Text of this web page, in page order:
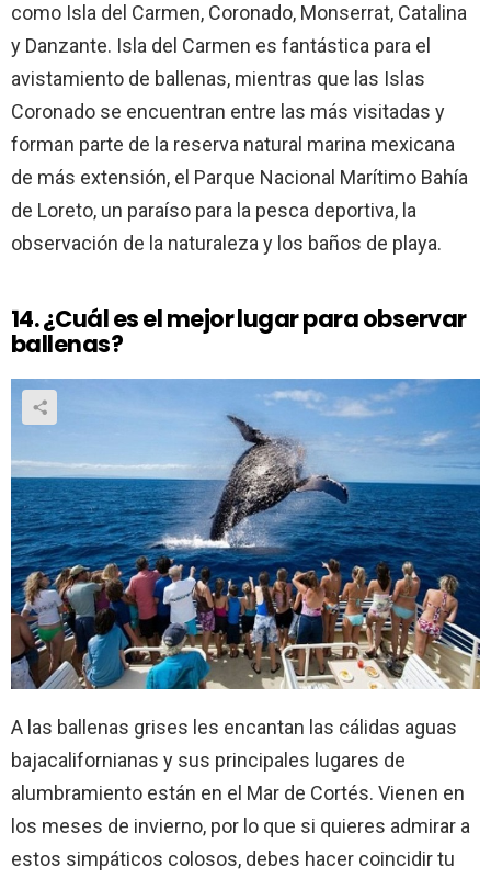
como Isla del Carmen, Coronado, Monserrat, Catalina
y Danzante. Isla del Carmen es fantástica para el
avistamiento de ballenas, mientras que las Islas
Coronado se encuentran entre las más visitadas y
forman parte de la reserva natural marina mexicana
de más extensión, el Parque Nacional Marítimo Bahía
de Loreto, un paraíso para la pesca deportiva, la
observación de la naturaleza y los baños de playa.
14. ¿Cuál es el mejor lugar para observar
ballenas?
A las ballenas grises les encantan las cálidas aguas
bajacalifornianas y sus principales lugares de
alumbramiento están en el Mar de Cortés. Vienen en
los meses de invierno, por lo que si quieres admirar a
estos simpáticos colosos, debes hacer coincidir tu